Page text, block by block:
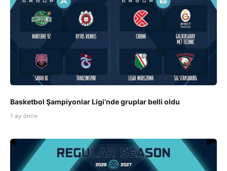
Basketbol Şampiyonlar Ligi’nde gruplar belli oldu
1 ay önce